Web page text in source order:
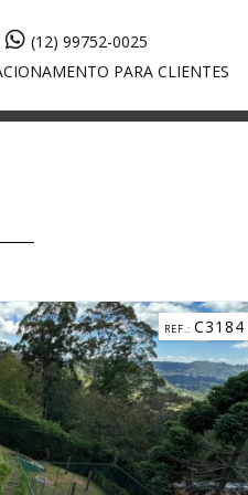
(12) 99752-0025
PARA CLIENTES